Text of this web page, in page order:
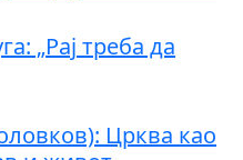
„Рај треба да
Црква као